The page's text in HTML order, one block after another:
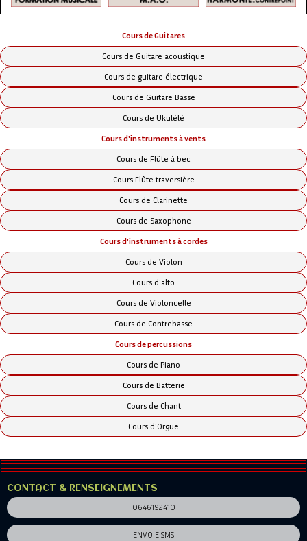
élèves est absent à un cours, celui-ci n'est pas
Le tarif par élève est inférieur à celui d'un cours
individuel (se renseigner).
En complément à ces cours, les ATELIERS proposent de
la MUSIQUE d'ENSEMBLE multi instruments dans
différents styles (Atelier Rock, Ateliers Jazz,
Pour toute information complémentaire, renseignez-
vous auprès du secrétariat.
Cours de Guitares
Cours de Guitare acoustique
Cours de guitare électrique
Cours de Guitare Basse
Cours de Ukulélé
Cours d'instruments à vents
Cours de Flûte à bec
Cours Flûte traversière
Cours de Clarinette
Cours de Saxophone
Cours d'instruments à cordes
Cours de Violon
Cours d'alto
Cours de Violoncelle
Cours de Contrebasse
Cours de percussions
Cours de Piano
Cours de Batterie
Cours de Chant
Cours d'Orgue
CONTACT & RENSEIGNEMENTS
0646192410
ENVOIE SMS